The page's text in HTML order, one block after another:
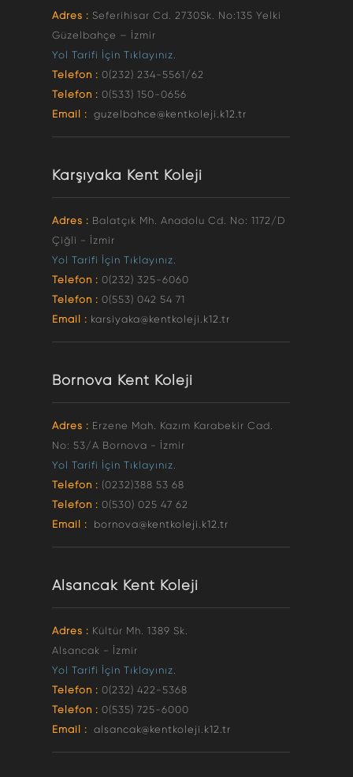
Adres : Seferihisar Cd. 2730Sk. No:135 Yelki
Güzelbahçe – İzmir
Yol Tarifi İçin Tıklayınız.
Telefon : 0(232) 234-5561/62
Telefon : 0(533) 150-0656
Email : guzelbahce@kentkoleji.k12.tr
Karşıyaka Kent Koleji
Adres : Balatçık Mh. Anadolu Cd. No: 1172/D
Çiğli - İzmir
Yol Tarifi İçin Tıklayınız.
Telefon : 0(232) 325-6060
Telefon : 0(553) 042 54 71
Email : karsiyaka@kentkoleji.k12.tr
Bornova Kent Koleji
Adres : Erzene Mah. Kazım Karabekir Cad.
No: 53/A Bornova - İzmir
Yol Tarifi İçin Tıklayınız.
Telefon : (0232)388 53 68
Telefon : 0(530) 025 47 62
Email :
bornova@kentkoleji.k12.tr
Alsancak Kent Koleji
Adres : Kültür Mh. 1389 Sk.
Alsancak - İzmir
Yol Tarifi İçin Tıklayınız.
Telefon : 0(232) 422-5368
Telefon : 0(535) 725-6000
Email : alsancak@kentkoleji.k12.tr